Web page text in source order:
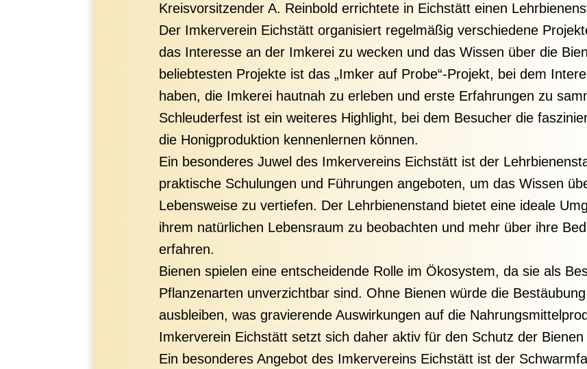
Kreisvorsitzender A. Reinbold errichtete in Eichstätt einen
Der Imkerverein Eichstätt organisiert regelmäßig verschiedene
das Interesse an der Imkerei zu wecken und das Wissen über die
beliebtesten Projekte ist das „Imker auf Probe“-Projekt, bei dem
haben, die Imkerei hautnah zu erleben und erste Erfahrungen zu
Schleuderfest ist ein weiteres Highlight, bei dem Besucher die
die Honigproduktion kennenlernen können.
Ein besonderes Juwel des Imkervereins Eichstätt ist der
praktische Schulungen und Führungen angeboten, um das Wissen
Lebensweise zu vertiefen. Der Lehrbienenstand bietet eine ideale
ihrem natürlichen Lebensraum zu beobachten und mehr über ihre
erfahren.
Bienen spielen eine entscheidende Rolle im Ökosystem, da sie als
Pflanzenarten unverzichtbar sind. Ohne Bienen würde die
ausbleiben, was gravierende Auswirkungen auf die
Imkerverein Eichstätt setzt sich daher aktiv für den Schutz der
Ein besonderes Angebot des Imkervereins Eichstätt ist der